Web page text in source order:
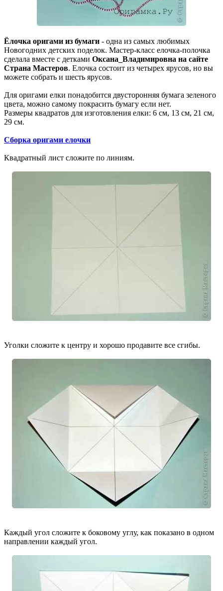
Ёлочка оригами из бумаги - одна из самых любимых
Новогодних детских поделок. Мастер-класс елочка-полочка
сделала вместе с детками Оксана_Владимировна на сайте
Страна Мастеров. Елочка состоит из четырех ярусов, но вы
можете собрать и шесть ярусов.
Для оригами елки понадобится двусторонняя бумага зеленого
цвета, можно самому покрасить бумагу если нет.
Размеры квадратов для изготовления елки: 6 см, 13 см, 21 см,
29 см.
Сборка оригами елочки
Квадратный лист сложите по линиям.
Уголки сложите к центру и хорошо продавите все сгибы.
Каждый угол сложите к боковому углу, как показано в одном
направлении каждый угол.